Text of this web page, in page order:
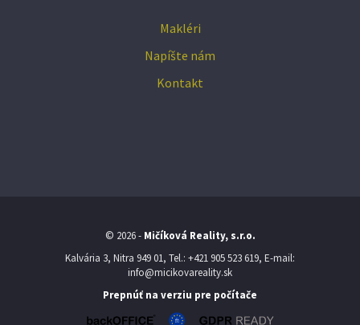
Makléri
Napíšte nám
Kontakt
© 2026 - Mičíková Reality, s.r.o.
Kalvária 3, Nitra 949 01, Tel.: +421 905 523 619, E-mail:
info@micikovareality.sk
Prepnúť na verziu pre počítače